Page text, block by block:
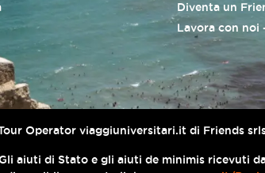
Diventa un
Lavora con noi
Operator viaggiuniversitari.it di Friends srls
aiuti di Stato e gli aiuti de minimis ricevuti